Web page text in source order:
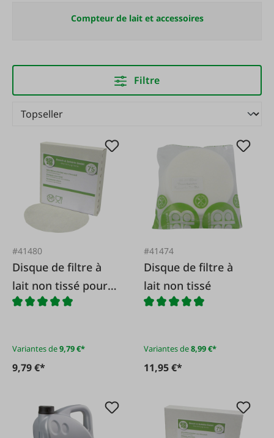
Compteur de lait et accessoires
Filtre
#41480
Disque de filtre à
lait non tissé pour
systèmes
Variantes de9,79 €*
9,79 €*
#41474
Disque de filtre à
lait non tissé
Variantes de8,99 €*
11,95 €*